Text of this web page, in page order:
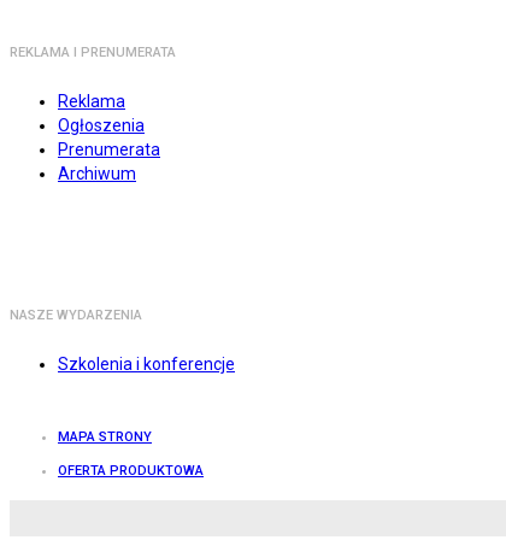
REKLAMA I PRENUMERATA
Reklama
Ogłoszenia
Prenumerata
Archiwum
NASZE WYDARZENIA
Szkolenia i konferencje
MAPA STRONY
OFERTA PRODUKTOWA